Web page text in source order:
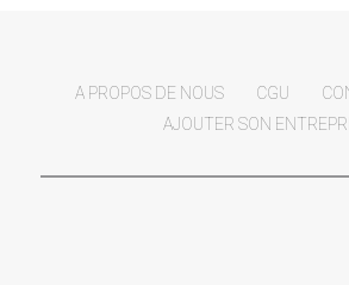
A PROPOS DE NOUS CGU
AJOUTER SON